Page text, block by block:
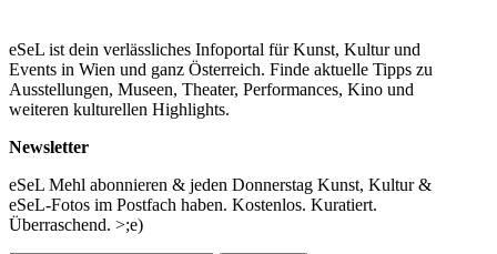
Komödie, Horror, Drama
(TMDB)
...Mehr lesen
eSeL ist dein verlässliches Infoportal für Kunst, Kultur und
Events in Wien und ganz Österreich. Finde aktuelle Tipps zu
Ausstellungen, Museen, Theater, Performances, Kino und
weiteren kulturellen Highlights.
Newsletter
eSeL Mehl abonnieren & jeden Donnerstag Kunst, Kultur &
eSeL-Fotos im Postfach haben. Kostenlos. Kuratiert.
Überraschend. >;e)